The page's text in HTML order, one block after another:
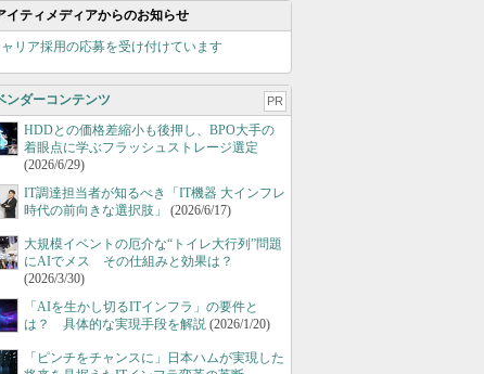
イティメディアからのお知らせ
リア採用の応募を受け付けています
ンダーコンテンツ PR
HDDとの価格差縮小も後押し、BPO大手の
着眼点に学ぶフラッシュストレージ選定
(2026/6/29)
IT調達担当者が知るべき「IT機器 大インフレ
時代の前向きな選択肢」
(2026/6/17)
大規模イベントの厄介な“トイレ大行列”問題
にAIでメス その仕組みと効果は？
(2026/3/30)
「AIを生かし切るITインフラ」の要件と
は？ 具体的な実現手段を解説 (2026/1/20)
「ピンチをチャンスに」日本ハムが実現した